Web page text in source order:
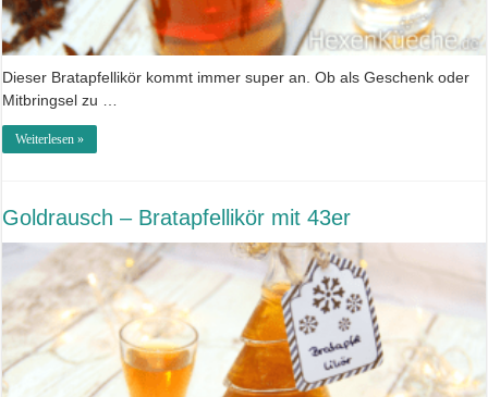
Dieser Bratapfellikör kommt immer super an. Ob als Geschenk oder
Mitbringsel zu …
Weiterlesen »
Goldrausch – Bratapfellikör mit 43er